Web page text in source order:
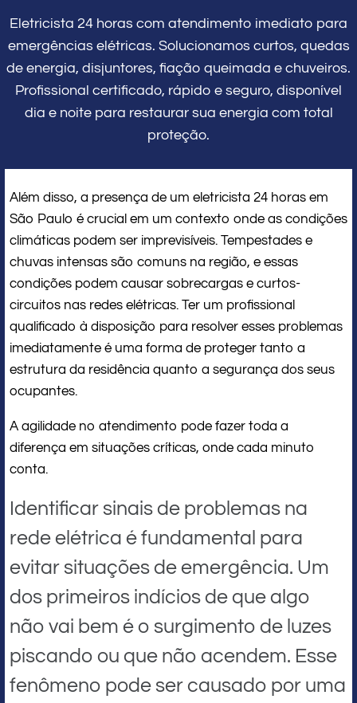
Eletricista 24 horas com atendimento imediato para
emergências elétricas. Solucionamos curtos, quedas
de energia, disjuntores, fiação queimada e chuveiros.
Profissional certificado, rápido e seguro, disponível
dia e noite para restaurar sua energia com total
proteção.
Além disso, a presença de um eletricista 24 horas em
São Paulo é crucial em um contexto onde as condições
climáticas podem ser imprevisíveis. Tempestades e
chuvas intensas são comuns na região, e essas
condições podem causar sobrecargas e curtos-
circuitos nas redes elétricas. Ter um profissional
qualificado à disposição para resolver esses problemas
imediatamente é uma forma de proteger tanto a
estrutura da residência quanto a segurança dos seus
ocupantes.
A agilidade no atendimento pode fazer toda a
diferença em situações críticas, onde cada minuto
conta.
Identificar sinais de problemas na
rede elétrica é fundamental para
evitar situações de emergência. Um
dos primeiros indícios de que algo
não vai bem é o surgimento de luzes
piscando ou que não acendem. Esse
fenômeno pode ser causado por uma